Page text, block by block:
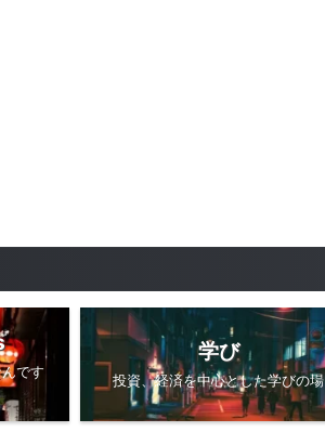
です
学び
投資、経済を中心とした学びの場